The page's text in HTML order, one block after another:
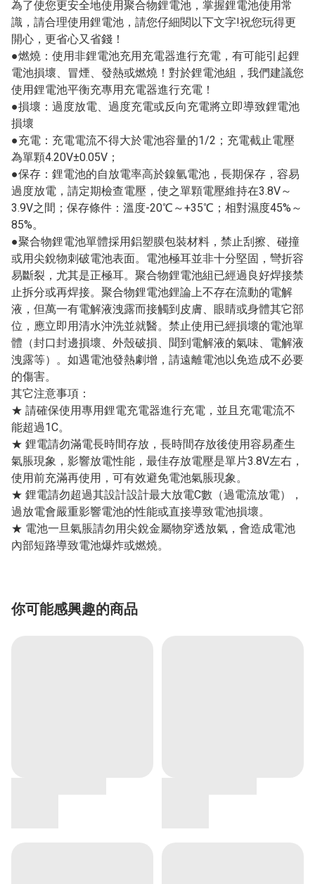
為了使您更安全地使用聚合物鋰電池，掌握鋰電池使用常
識，請合理使用鋰電池，請您仔細閱以下文字!祝您玩得更
開心，更省心又省錢！
●燃燒：使用非鋰電池充用充電器進行充電，有可能引起鋰
電池損壞、冒煙、發熱或燃燒！對於鋰電池組，我們建議您
使用鋰電池平衡充專用充電器進行充電！
●損壞：過度放電、過度充電或反向充電將立即導致鋰電池
損壞
●充電：充電電流不得大於電池容量的1/2；充電截止電壓
為單顆4.20V±0.05V；
●保存：鋰電池的自放電率高於鎳氫電池，長期保存，容易
過度放電，請定期檢查電壓，使之單顆電壓維持在3.8V～
3.9V之間；保存條件：溫度-20℃～+35℃；相對濕度45%～
85%。
●聚合物鋰電池單體採用鋁塑膜包裝材料，禁止刮擦、碰撞
或用尖銳物刺破電池表面。電池極耳並非十分堅固，彎折容
易斷裂，尤其是正極耳。聚合物鋰電池組已經過良好焊接禁
止拆分或再焊接。聚合物鋰電池鋰論上不存在流動的電解
液，但萬一有電解液洩露而接觸到皮膚、眼睛或身體其它部
位，應立即用清水沖洗並就醫。禁止使用已經損壞的電池單
體（封口封邊損壞、外殼破損、聞到電解液的氣味、電解液
洩露等）。如遇電池發熱劇增，請遠離電池以免造成不必要
的傷害。
其它注意事項：
★ 請確保使用專用鋰電充電器進行充電，並且充電電流不
能超過1C。
★ 鋰電請勿滿電長時間存放，長時間存放後使用容易產生
氣脹現象，影響放電性能，最佳存放電壓是單片3.8V左右，
使用前充滿再使用，可有效避免電池氣脹現象。
★ 鋰電請勿超過其設計設計最大放電C數（過電流放電），
過放電會嚴重影響電池的性能或直接導致電池損壞。
★ 電池一旦氣脹請勿用尖銳金屬物穿透放氣，會造成電池
內部短路導致電池爆炸或燃燒。
你可能感興趣的商品